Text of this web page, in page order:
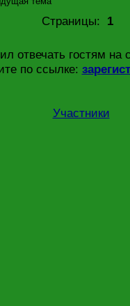
Страницы: 1
отвечать гостям
по ссылке:
Участники